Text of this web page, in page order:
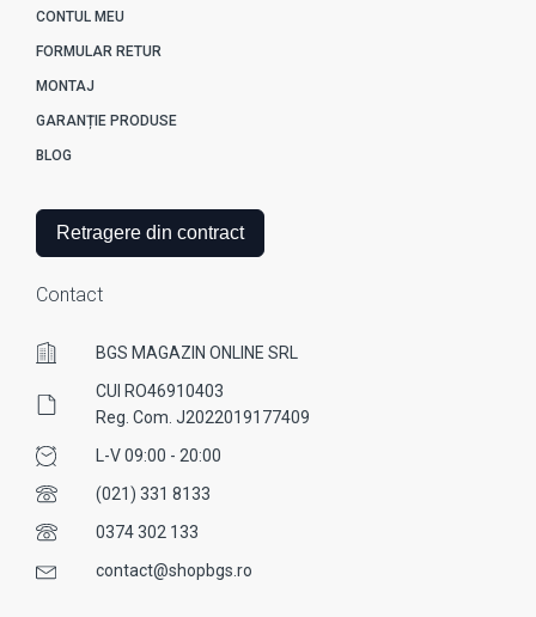
CONTUL MEU
FORMULAR RETUR
MONTAJ
GARANȚIE PRODUSE
BLOG
Retragere din contract
Contact
BGS MAGAZIN ONLINE SRL
CUI RO46910403
Reg. Com. J2022019177409
L-V 09:00 - 20:00
(021) 331 8133
0374 302 133
contact@shopbgs.ro